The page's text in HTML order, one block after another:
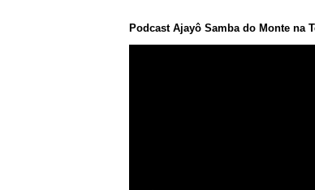
Podcast Ajayô Samba do Monte na